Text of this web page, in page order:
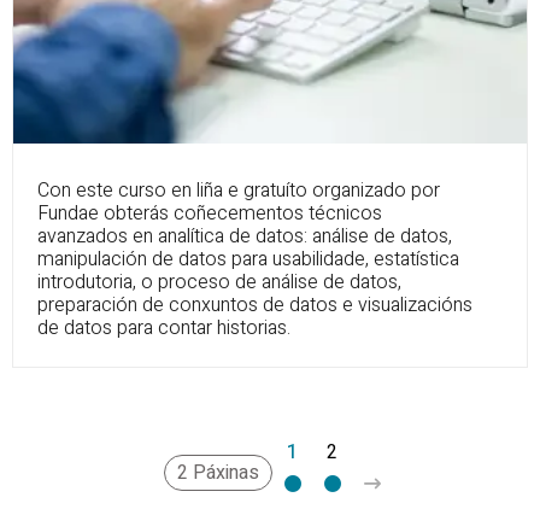
Con este curso en liña e gratuíto organizado por
Fundae obterás coñecementos técnicos
avanzados en analítica de datos: análise de datos,
manipulación de datos para usabilidade, estatística
introdutoria, o proceso de análise de datos,
preparación de conxuntos de datos e visualizacións
de datos para contar historias.
2 Páxinas
1 2